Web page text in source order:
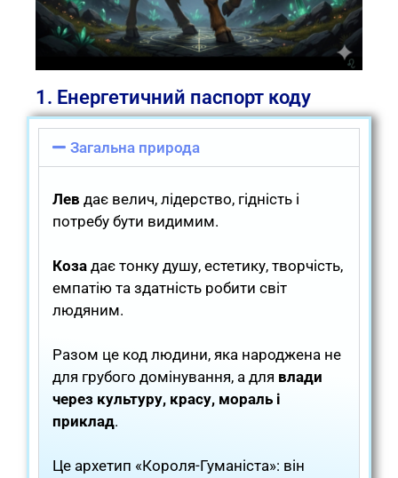
1. Енергетичний паспорт коду
Загальна природа
Лев дає велич, лідерство, гідність і
потребу бути видимим.
Коза дає тонку душу, естетику, творчість,
емпатію та здатність робити світ
людяним.
Разом це код людини, яка народжена не
для грубого домінування, а для влади
через культуру, красу, мораль і
приклад.
Це архетип «Короля-Гуманіста»: він